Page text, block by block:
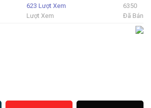
623 Lượt Xem
Lượt Xem
6350
Đã Bán
gói tự động - Dây chuyền chiết dung dịch